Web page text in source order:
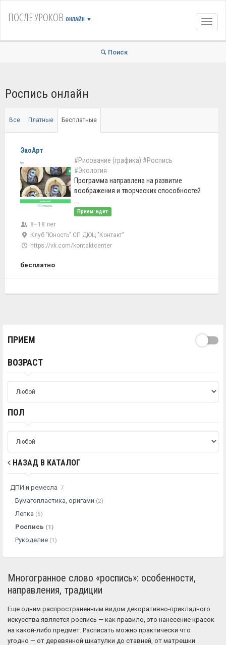
ПОСЛЕ УРОКОВ ОНЛАЙН ▼
Поиск
Роспись онлайн
Все Платные Бесплатные
ЭкоАрт
#Рисование (графика) #Роспись
#Экология
Программа направлена на развитие
воображения и творческих способностей
Прием: идет
8–18 лет
Клуб "Юность" СП ДЮЦ "Контакт"
https://vk.com/kontaktcenter
бесплатно
ПРИЕМ
ВОЗРАСТ
ПОЛ
НАЗАД В КАТАЛОГ
ДПИ и ремесла 7
Бумагопластика, оригами (2)
Лепка (5)
Роспись (1)
Рукоделие (1)
Многогранное слово «роспись»: особенности,
направления, традиции
Еще одним распространенным видом декоративно-прикладного
искусства является роспись — как правило, это нанесение красок
на какой-либо предмет. Расписать можно практически что
угодно — от деревянной шкатулки до ставней, от матрешки